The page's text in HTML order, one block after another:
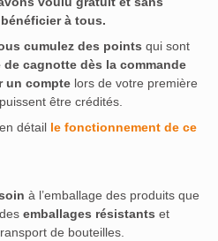
à tous.
cumulez des points qui sont
cagnotte dès la commande
un compte lors de votre première
être crédités.
détail le fonctionnement de ce
à l’emballage des produits que
emballages résistants et
de bouteilles.